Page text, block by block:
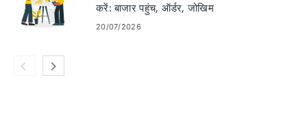
करें: बाजार पहुंच, ऑर्डर, जोखिम
20/07/2026